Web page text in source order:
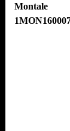
Montale